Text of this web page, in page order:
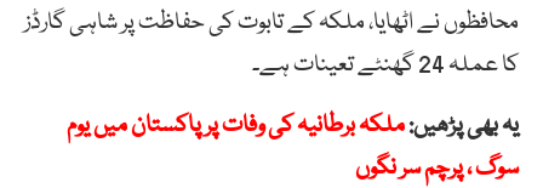
محافظوں نے اٹھایا، ملکہ کے تابوت کی حفاظت پر شاہی گارڈز
کا عملہ 24 گھنٹے تعینات ہے۔
یہ بھی پڑھیں:ملکہ برطانیہ کی وفات پر پاکستان میں یوم
سوگ ، پرچم سر نگوں